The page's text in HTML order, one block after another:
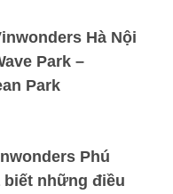
Hà Nội
Park –
Park
Phú
biết những điều